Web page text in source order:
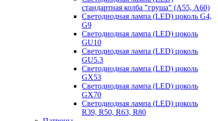
стандартная колба "груша" (А55, А60)
Светодиодная лампа (LED) цоколь G4,
G9
Светодиодная лампа (LED) цоколь
GU10
Светодиодная лампа (LED) цоколь
GU5.3
Светодиодная лампа (LED) цоколь
GX53
Светодиодная лампа (LED) цоколь
GX70
Светодиодная лампа (LED) цоколь
R39, R50, R63, R80